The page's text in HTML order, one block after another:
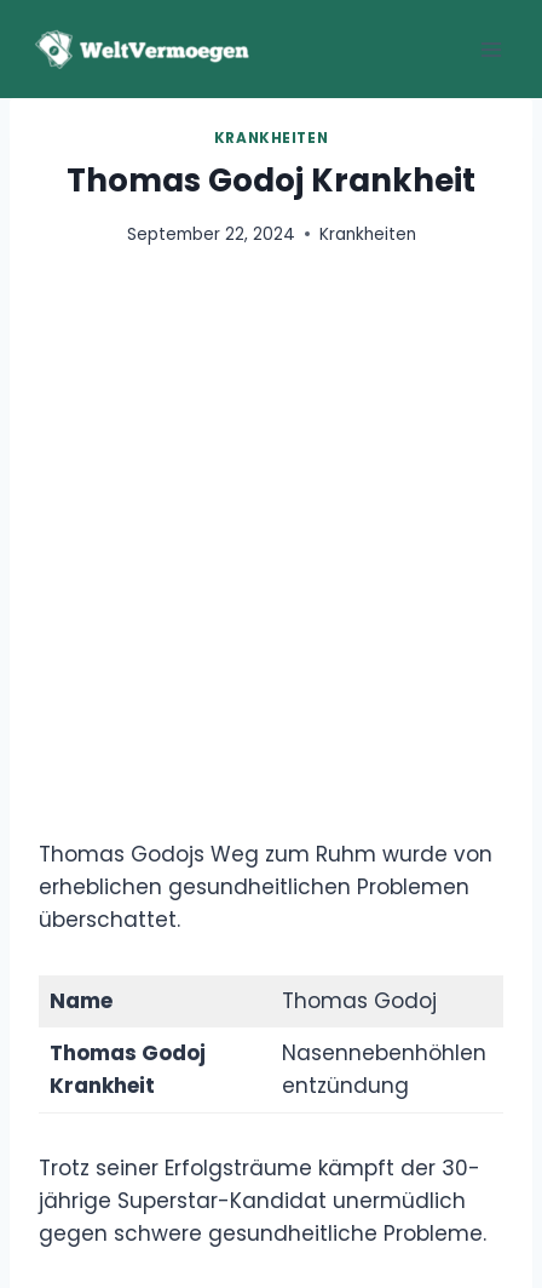
Inhalt
KRANKHEITEN
Thomas Godoj Krankheit
September 22, 2024 Krankheiten
Thomas Godojs Weg zum Ruhm wurde von
erheblichen gesundheitlichen Problemen
überschattet.
Name
Thomas Godoj
Thomas Godoj
Krankheit
Nasennebenhöhlen
entzündung
Trotz seiner Erfolgsträume kämpft der 30-
jährige Superstar-Kandidat unermüdlich
gegen schwere gesundheitliche Probleme.